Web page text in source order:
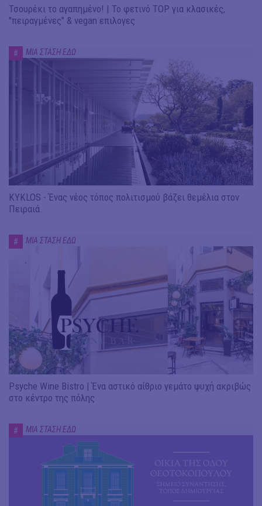
Τσουρέκι το αγαπημένο! | Το φετινό TOP για κλασικές,
"πειραγμένες" & vegan επιλογες
# ΜΙΑ ΣΤΑΣΗ ΕΔΩ
KYKLOS - Ένας νέος τόπος πολιτισμού βάζει θεμέλια στον
Πειραιά.
# ΜΙΑ ΣΤΑΣΗ ΕΔΩ
Psyche Wine Bistro | Ένα αστικό αίθριο γεμάτο ψυχή ακριβώς
στο κέντρο της πόλης
# ΜΙΑ ΣΤΑΣΗ ΕΔΩ